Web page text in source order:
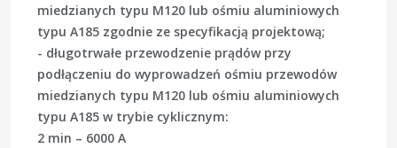
miedzianych typu M120 lub ośmiu aluminiowych
typu A185 zgodnie ze specyfikacją projektową;
- długotrwałe przewodzenie prądów przy
podłączeniu do wyprowadzeń ośmiu przewodów
miedzianych typu M120 lub ośmiu aluminiowych
typu A185 w trybie cyklicznym:
2 min – 6000 A